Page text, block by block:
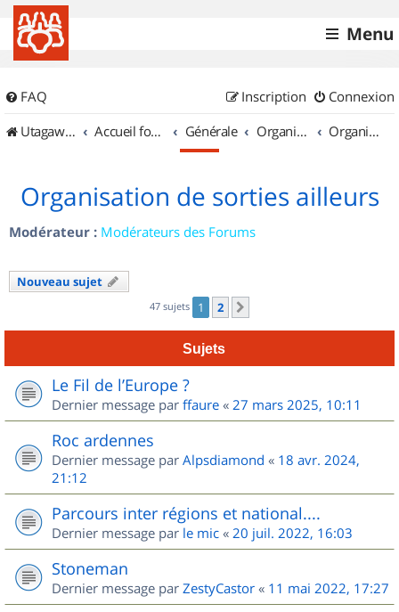
Menu
FAQ Connexion
Inscription
UtagawaVTT (Randos VTT et VTTAE avec traces GPS)
Accueil forum Générale Organisation de sorties & Recherche de partenaires Organisation de sorties ailleurs
Organisation de sorties ailleurs
Modérateur : Modérateurs des Forums
Nouveau sujet
47 sujets 1 2
Sujets
Le Fil de l’Europe ?
Dernier message par ffaure « 27 mars 2025, 10:11
Roc ardennes
Dernier message par Alpsdiamond « 18 avr. 2024,
21:12
Parcours inter régions et national....
Dernier message par le mic « 20 juil. 2022, 16:03
Stoneman
Dernier message par ZestyCastor « 11 mai 2022, 17:27